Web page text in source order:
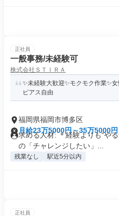
正社員
一般事務/未経験可
株式会社ＳＴＩＲＡ
✨未経験大歓迎✨モクモク作業✨
ピアス自由
福岡県福岡市博多区
月給23万5000円～35万5000円
求める人材: ＊経験よりも“や
の「チャレンジしたい」...
残業なし 駅近5分以内
正社員